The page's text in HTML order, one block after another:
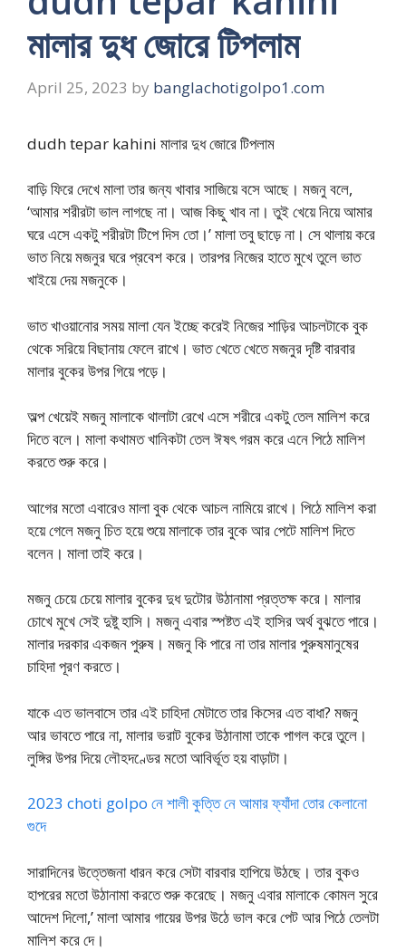
মালার দুধ জোরে টিপলাম
April 25, 2023 by banglachotigolpo1.com
dudh tepar kahini মালার দুধ জোরে টিপলাম
বাড়ি ফিরে দেখে মালা তার জন্য খাবার সাজিয়ে বসে আছে। মজনু বলে,
‘আমার শরীরটা ভাল লাগছে না। আজ কিছু খাব না। তুই খেয়ে নিয়ে আমার
ঘরে এসে একটু শরীরটা টিপে দিস তো।’ মালা তবু ছাড়ে না। সে থালায় করে
ভাত নিয়ে মজনুর ঘরে প্রবেশ করে। তারপর নিজের হাতে মুখে তুলে ভাত
খাইয়ে দেয় মজনুকে।
ভাত খাওয়ানোর সময় মালা যেন ইচ্ছে করেই নিজের শাড়ির আচলটাকে বুক
থেকে সরিয়ে বিছানায় ফেলে রাখে। ভাত খেতে খেতে মজনুর দৃষ্টি বারবার
মালার বুকের উপর গিয়ে পড়ে।
অল্প খেয়েই মজনু মালাকে থালাটা রেখে এসে শরীরে একটু তেল মালিশ করে
দিতে বলে। মালা কথামত খানিকটা তেল ঈষৎ গরম করে এনে পিঠে মালিশ
করতে শুরু করে।
আগের মতো এবারেও মালা বুক থেকে আচল নামিয়ে রাখে। পিঠে মালিশ করা
হয়ে গেলে মজনু চিত হয়ে শুয়ে মালাকে তার বুকে আর পেটে মালিশ দিতে
বলেন। মালা তাই করে।
মজনু চেয়ে চেয়ে মালার বুকের দুধ দুটোর উঠানামা প্রত্তক্ষ করে। মালার
চোখে মুখে সেই দুষ্টু হাসি। মজনু এবার স্পষ্টত এই হাসির অর্থ বুঝতে পারে।
মালার দরকার একজন পুরুষ। মজনু কি পারে না তার মালার পুরুষমানুষের
চাহিদা পূরণ করতে।
যাকে এত ভালবাসে তার এই চাহিদা মেটাতে তার কিসের এত বাধা? মজনু
আর ভাবতে পারে না, মালার ভরাট বুকের উঠানামা তাকে পাগল করে তুলে।
লুঙ্গির উপর দিয়ে লৌহদণ্ডের মতো আবির্ভূত হয় বাড়াটা।
2023 choti golpo নে শালী কুত্তি নে আমার ফ্যাঁদা তোর কেলানো
গুদে
সারাদিনের উত্তেজনা ধারন করে সেটা বারবার হাপিয়ে উঠছে। তার বুকও
হাপরের মতো উঠানামা করতে শুরু করেছে। মজনু এবার মালাকে কোমল সুরে
আদেশ দিলো,’ মালা আমার গায়ের উপর উঠে ভাল করে পেট আর পিঠে তেলটা
মালিশ করে দে।